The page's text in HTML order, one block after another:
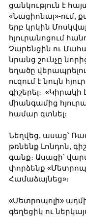
ցանկություն է
«Նացիոնալ»-ում,
երբ կրկին
հյուրանոցում
Չարենցին ու
նրանց շունչը
եղածը
ուզում է նույն
գիշերել։
միանգամից
համար գտնել։
Նեղվեց, ասաց՝
թռնենք Լոնդոն,
գանք։ Ասացի՝
փորձենք
Համաձայնեց»։
«Մետրոպոլի»
գեղեցիկ ու